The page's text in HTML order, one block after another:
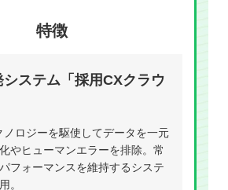
特徴
システム「採用CXクラウ
ノロジーを駆使してデータを一元
やヒューマンエラーを排除。常
フォーマンスを維持するシステ
。